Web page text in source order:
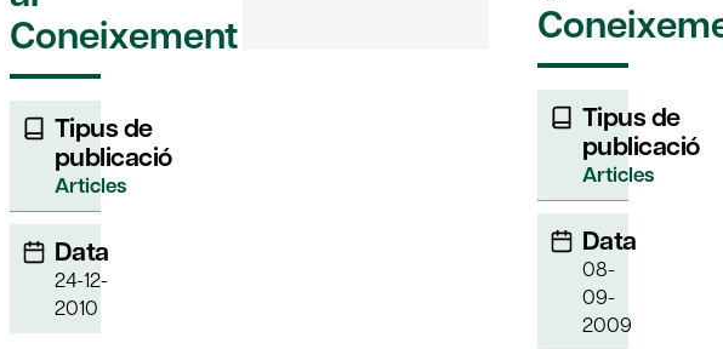
Coneixement
Tipus de
publicació
Articles
Data
24-12-
2010
Tipus de
publicació
Articles
Data
08-
09-
2009